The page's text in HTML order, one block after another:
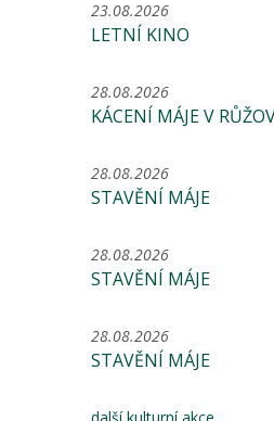
23.08.2026
LETNÍ KINO
28.08.2026
KÁCENÍ MÁJE V
28.08.2026
STAVĚNÍ MÁJE
28.08.2026
STAVĚNÍ MÁJE
28.08.2026
STAVĚNÍ MÁJE
další kulturní akce...